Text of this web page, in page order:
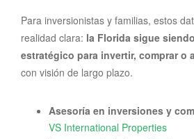
Para inversionistas y familias, estos
realidad clara: la Florida sigue
estratégico para invertir, comprar o
con visión de largo plazo.
Asesoría en inversiones y
VS International Properties